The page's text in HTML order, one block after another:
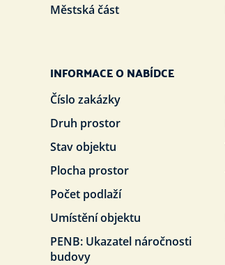
Městská část
INFORMACE O NABÍDCE
Číslo zakázky
Druh prostor
Stav objektu
Plocha prostor
Počet podlaží
Umístění objektu
PENB: Ukazatel náročnosti
budovy